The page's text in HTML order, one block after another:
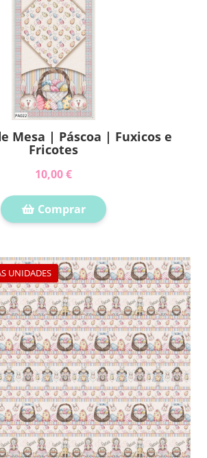
Mesa | Páscoa | Fuxicos e
Fricotes
10,00 €
Comprar
UNIDADES